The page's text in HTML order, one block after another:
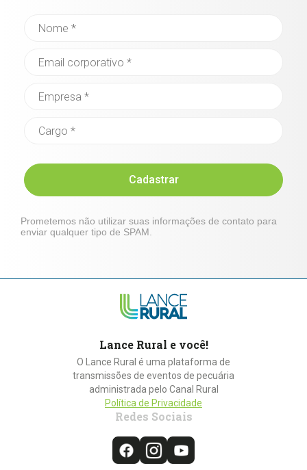
Cadastrar
Prometemos não utilizar suas informações de contato para
enviar qualquer tipo de SPAM.
Lance Rural e você!
O Lance Rural é uma plataforma de
transmissões de eventos de pecuária
administrada pelo Canal Rural
Política de Privacidade
Redes Sociais